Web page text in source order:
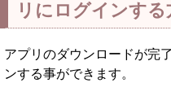
リにログインする
アプリのダウンロードが完
ンする事ができます。